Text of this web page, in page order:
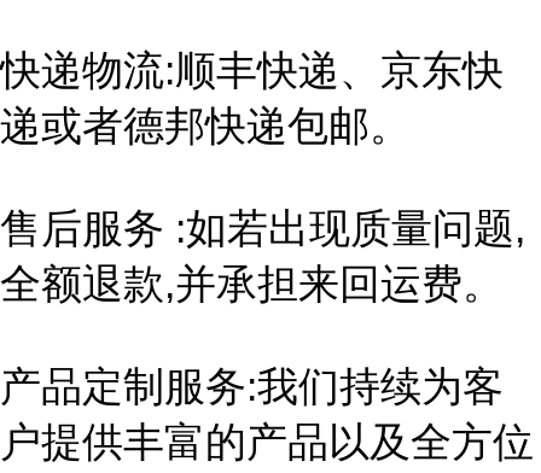
快递物流:顺丰快递、京东快
递或者德邦快递包邮。
售后服务 :如若出现质量问题,
全额退款,并承担来回运费。
产品定制服务:我们持续为客
户提供丰富的产品以及全方位